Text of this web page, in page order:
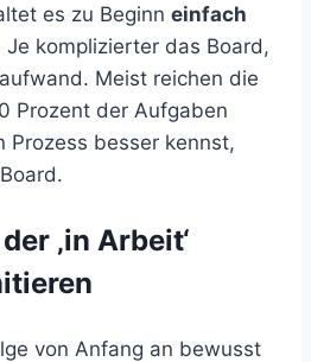
es zu Beginn einfach
Je komplizierter das Board,
Meist reichen die
Prozent der Aufgaben
Prozess besser kennst,
‚in Arbeit‘
von Anfang an bewusst